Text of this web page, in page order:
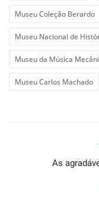
Museu Coleção Berardo
Museu Nacional de
Museu da Música
Museu Carlos Machado
As